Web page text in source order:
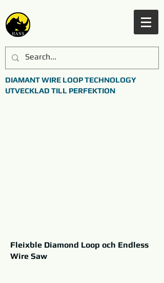
DIAMANT WIRE LOOP TECHNOLOGY
UTVECKLAD TILL PERFEKTION
Fleixble Diamond Loop och Endless
Wire Saw